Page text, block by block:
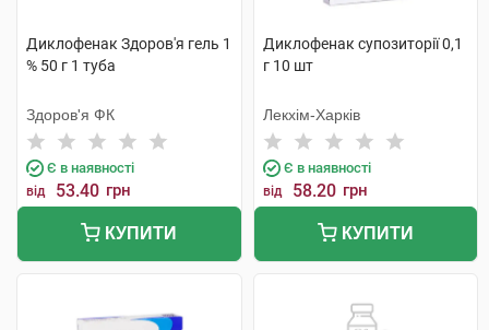
Диклофенак Здоров'я гель 1
% 50 г 1 туба
Здоров'я ФК
Є в наявності
від 53.40 грн
КУПИТИ
Диклофенак супозиторії 0,1
г 10 шт
Лекхім-Харків
Є в наявності
від 58.20 грн
КУПИТИ